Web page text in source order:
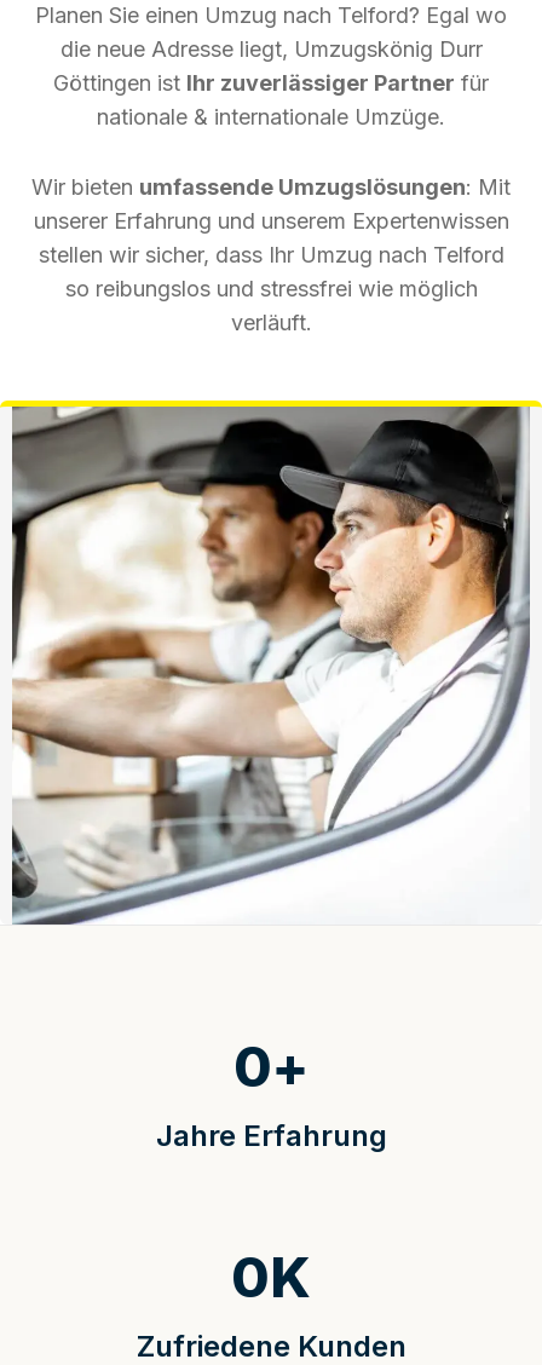
Planen Sie einen Umzug nach Telford? Egal wo
die neue Adresse liegt, Umzugskönig Durr
Göttingen ist Ihr zuverlässiger Partner für
nationale & internationale Umzüge.
Wir bieten umfassende Umzugslösungen: Mit
unserer Erfahrung und unserem Expertenwissen
stellen wir sicher, dass Ihr Umzug nach Telford
so reibungslos und stressfrei wie möglich
verläuft.
Jahre Erfahrung
0+
Zufriedene Kunden
0K